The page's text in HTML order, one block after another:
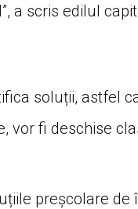
a scris edilul
soluții, astfel
vor fi deschise
preșcolare de